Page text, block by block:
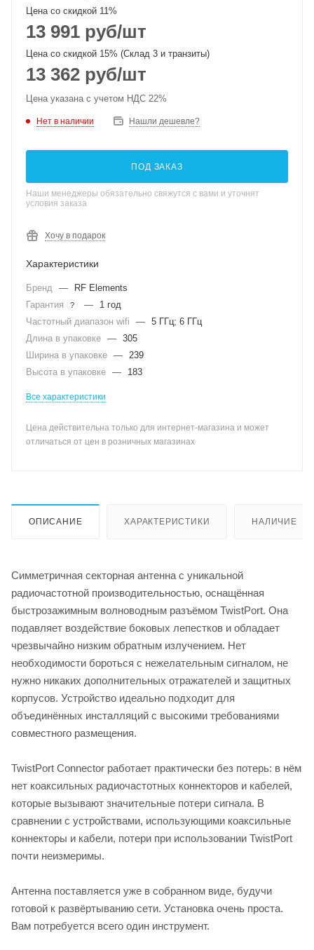
Цена со скидкой 11%
13 991 руб/шт
Цена со скидкой 15% (Склад 3 и транзиты)
13 362 руб/шт
Цена указана с учетом НДС 22%
Нет в наличии Нашли дешевле?
ПОД ЗАКАЗ
Наши менеджеры обязательно свяжутся с вами и уточнят
условия заказа
Хочу в подарок
Характеристики
Бренд —
RF Elements
Гарантия
? —
1 год
Частотный диапазон wifi
— 5 ГГц; 6 ГГц
Длина в упаковке — 305
Ширина в упаковке — 239
Высота в упаковке — 183
Все характеристики
Цена действительна только для интернет-магазина и может
отличаться от цен в розничных магазинах
ОПИСАНИЕ ХАРАКТЕРИСТИКИ НАЛИЧИЕ
Симметричная секторная антенна с уникальной
радиочастотной производительностью, оснащённая
быстрозажимным волноводным разъёмом TwistPort. Она
подавляет воздействие боковых лепестков и обладает
чрезвычайно низким обратным излучением. Нет
необходимости бороться с нежелательным сигналом, не
нужно никаких дополнительных отражателей и защитных
корпусов. Устройство идеально подходит для
объединённых инсталляций с высокими требованиями
совместного размещения.
TwistPort Connector работает практически без потерь: в нём
нет коаксильных радиочастотных коннекторов и кабелей,
которые вызывают значительные потери сигнала. В
сравнении с устройствами, использующими коаксильные
коннекторы и кабели, потери при использовании TwistPort
почти неизмеримы.
Антенна поставляется уже в собранном виде, будучи
готовой к развёртыванию сети. Установка очень проста.
Вам потребуется всего один инструмент.